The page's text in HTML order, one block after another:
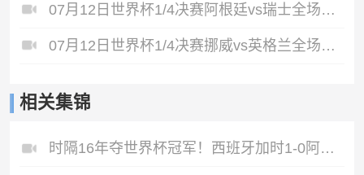
07月12日世界杯1/4决赛阿根廷vs瑞士全场录像
07月12日世界杯1/4决赛挪威vs英格兰全场录像
相关集锦
时隔16年夺世界杯冠军！西班牙加时1-0阿根廷费兰制胜恩佐染红